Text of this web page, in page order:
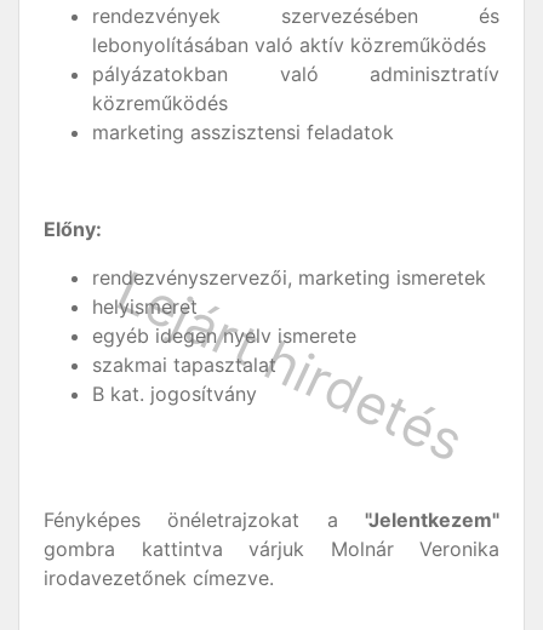
rendezvények szervezésében és
lebonyolításában való aktív közreműködés
pályázatokban való adminisztratív
közreműködés
marketing asszisztensi feladatok
Előny:
rendezvényszervezői, marketing ismeretek
helyismeret
egyéb idegen nyelv ismerete
szakmai tapasztalat
B kat. jogosítvány
Fényképes önéletrajzokat a "Jelentkezem"
gombra kattintva várjuk Molnár Veronika
irodavezetőnek címezve.